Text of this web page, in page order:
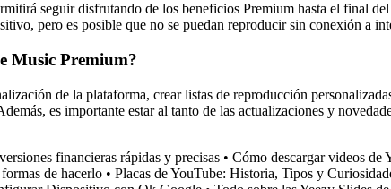
seguir disfrutando de los beneficios Premium hasta el final
pero es posible que no se puedan reproducir sin conexión a
Music Premium?
de la plataforma, crear listas de reproducción
es importante estar al tanto de las actualizaciones y
financieras rápidas y precisas • Cómo descargar videos de
de hacerlo • Placas de YouTube: Historia, Tipos y